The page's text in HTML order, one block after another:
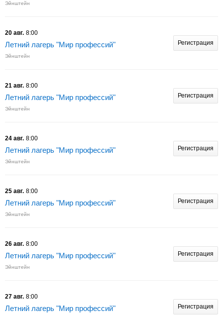
Эйнштейн
20 авг. 8:00
Летний лагерь "Мир профессий"
Эйнштейн
Регистрация
21 авг. 8:00
Летний лагерь "Мир профессий"
Эйнштейн
Регистрация
24 авг. 8:00
Летний лагерь "Мир профессий"
Эйнштейн
Регистрация
25 авг. 8:00
Летний лагерь "Мир профессий"
Эйнштейн
Регистрация
26 авг. 8:00
Летний лагерь "Мир профессий"
Эйнштейн
Регистрация
27 авг. 8:00
Летний лагерь "Мир профессий" Регистрация